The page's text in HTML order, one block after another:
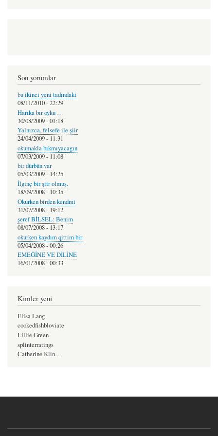
Son yorumlar
bu ikinci yeni tadındaki
08/11/2010 - 22:29
Harıka bır oyku …
30/08/2009 - 01:18
Yalnızca, felsefe ile şiir
24/04/2009 - 11:31
okumakla bıkmıyacagın
07/03/2009 - 11:08
bir dürbün var
05/03/2009 - 14:25
İlginç bir şiir olmuş.
18/09/2008 - 10:35
Okurken birden kendmi
31/07/2008 - 19:12
şeref BİLSEL: Benim
08/07/2008 - 13:17
okurken kaydım qittim bir
05/04/2008 - 00:26
EMEĞİNE VE DİLİNE
16/01/2008 - 00:33
Kimler yeni
Elisa Lang
cookedfishbloviate
Lillie Green
splinterratings
Catherine Klin…